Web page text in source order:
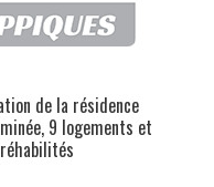
de la résidence
9 logements et